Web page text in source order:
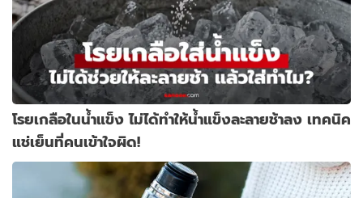
โรยเกลือในน้ำแข็ง ไม่ได้ทำให้น้ำแข็งละลายช้าลง เทคนิค
แช่เย็นที่คนเข้าใจผิด!